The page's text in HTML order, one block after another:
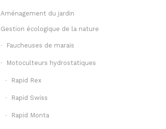
Aménagement du jardin
Gestion écologique de la nature
Faucheuses de marais
Motoculteurs hydrostatiques
Rapid Rex
Rapid Swiss
Rapid Monta